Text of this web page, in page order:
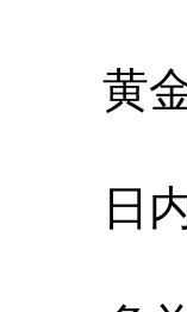
黄金
日内